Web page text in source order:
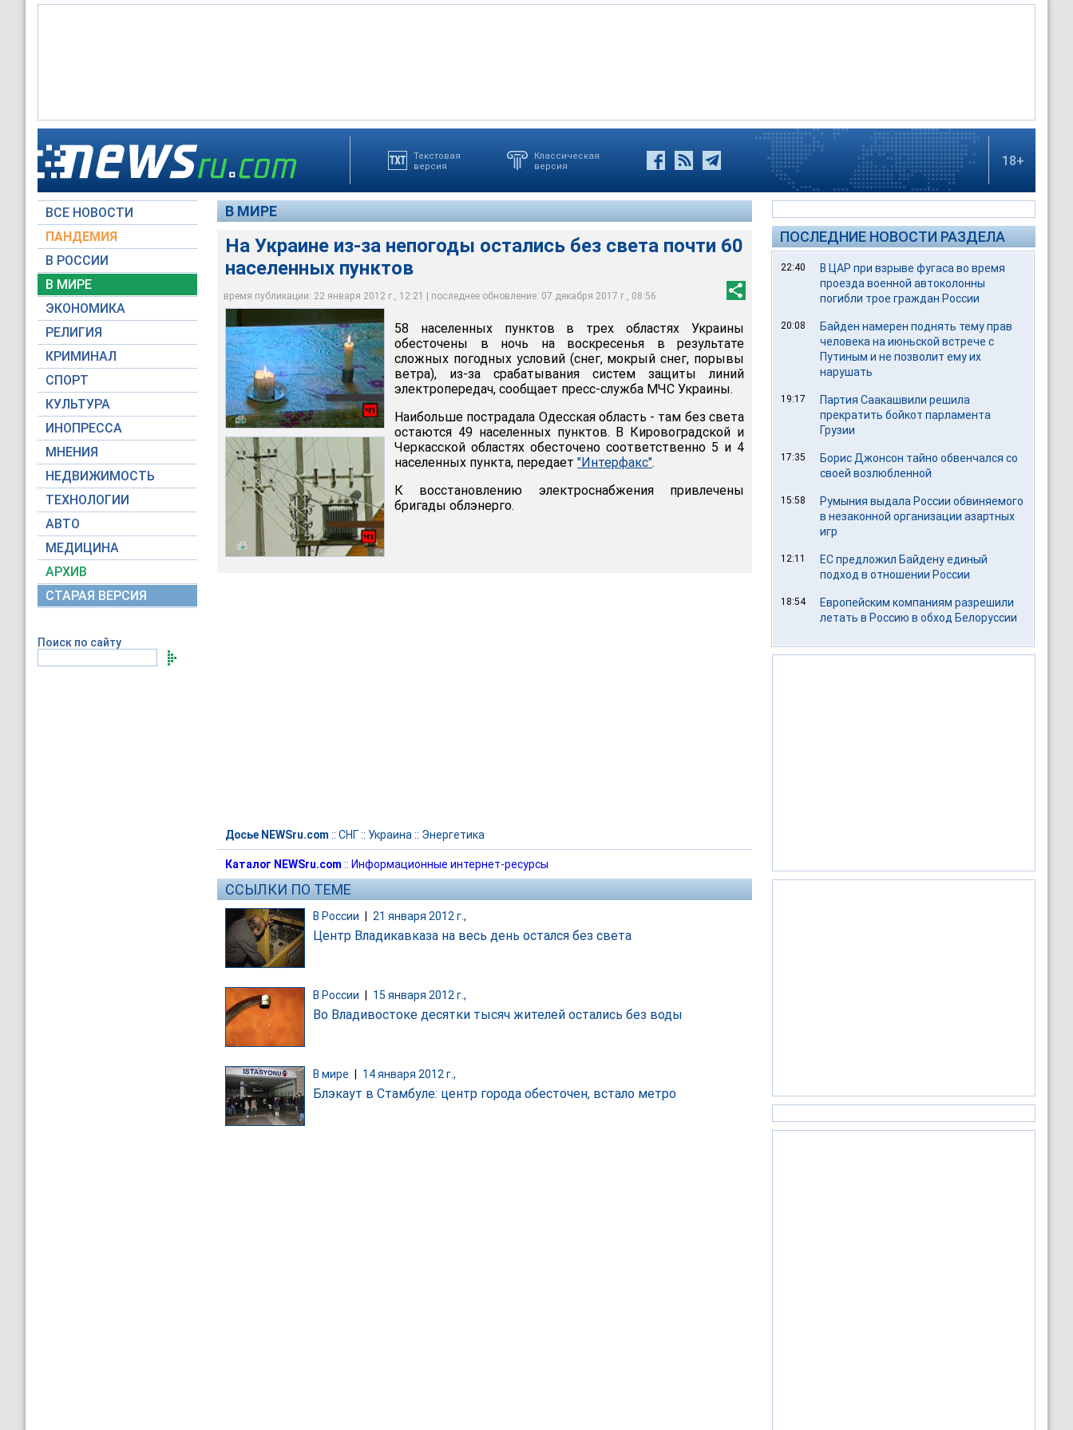
Текстовая
версия
Классическая
версия
18+
ВСЕ НОВОСТИ
ПАНДЕМИЯ
В РОССИИ
В МИРЕ
ЭКОНОМИКА
РЕЛИГИЯ
КРИМИНАЛ
СПОРТ
КУЛЬТУРА
ИНОПРЕССА
МНЕНИЯ
НЕДВИЖИМОСТЬ
ТЕХНОЛОГИИ
АВТО
МЕДИЦИНА
АРХИВ
СТАРАЯ ВЕРСИЯ
Поиск по сайту
В МИРЕ
На Украине из-за непогоды остались без света почти 60
населенных пунктов
время публикации: 22 января 2012 г., 12:21 | последнее обновление: 07 декабря 2017 г., 08:56
58 населенных пунктов в трех областях Украины обесточены в ночь на воскресенья в
результате сложных погодных условий (снег, мокрый снег, порывы ветра)
НТВ
В Кировоградской и Черкасской областях обесточено соответственно 5 и 4
населенных пункта
НТВ
58 населенных пунктов в трех областях Украины
обесточены в ночь на воскресенья в результате
сложных погодных условий (снег, мокрый снег, порывы
ветра), из-за срабатывания систем защиты линий
электропередач, сообщает пресс-служба МЧС Украины.
Наибольше пострадала Одесская область - там без света
остаются 49 населенных пунктов. В Кировоградской и
Черкасской областях обесточено соответственно 5 и 4
населенных пункта, передает "Интерфакс".
К восстановлению электроснабжения привлечены
бригады облэнерго.
Досье NEWSru.com :: СНГ:: Украина:: Энергетика
Каталог NEWSru.com :: Информационные интернет-ресурсы
ССЫЛКИ ПО ТЕМЕ
В России 21 января 2012 г.,
Центр Владикавказа на весь день остался без света
В России 15 января 2012 г.,
Во Владивостоке десятки тысяч жителей остались без воды
В мире 14 января 2012 г.,
Блэкаут в Стамбуле: центр города обесточен, встало метро
ПОСЛЕДНИЕ НОВОСТИ РАЗДЕЛА
22:40
В ЦАР при взрыве фугаса во время
проезда военной автоколонны
погибли трое граждан России
20:08
Байден намерен поднять тему прав
человека на июньской встрече с
Путиным и не позволит ему их
нарушать
19:17
Партия Саакашвили решила
прекратить бойкот парламента
Грузии
17:35
Борис Джонсон тайно обвенчался со
своей возлюбленной
15:58
Румыния выдала России обвиняемого
в незаконной организации азартных
игр
12:11
ЕС предложил Байдену единый
подход в отношении России
18:54
Европейским компаниям разрешили
летать в Россию в обход Белоруссии